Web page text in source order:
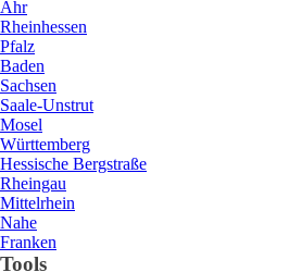
Ahr
Rheinhessen
Pfalz
Baden
Sachsen
Saale-Unstrut
Mosel
Württemberg
Hessische Bergstraße
Rheingau
Mittelrhein
Nahe
Franken
Tools